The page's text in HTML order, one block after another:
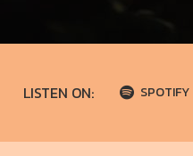
LISTEN ON: SPOTIFY